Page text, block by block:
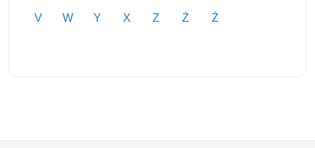
V W Y X Z Ż Ź